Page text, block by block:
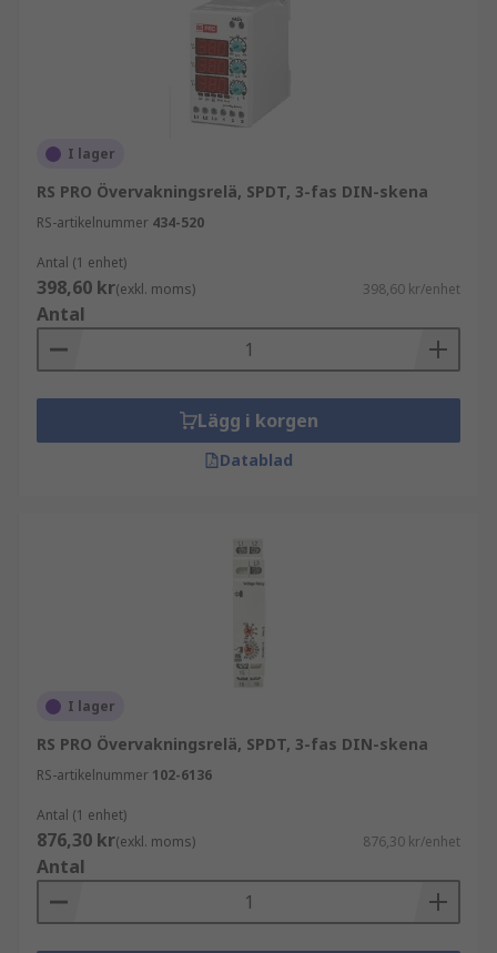
I lager
RS PRO Övervakningsrelä, SPDT, 3-fas DIN-skena
RS-artikelnummer 434-520
Antal (1 enhet)
398,60 kr(exkl. moms) 398,60 kr/enhet
Antal
Lägg i korgen
Datablad
I lager
RS PRO Övervakningsrelä, SPDT, 3-fas DIN-skena
RS-artikelnummer 102-6136
Antal (1 enhet)
876,30 kr(exkl. moms) 876,30 kr/enhet
Antal